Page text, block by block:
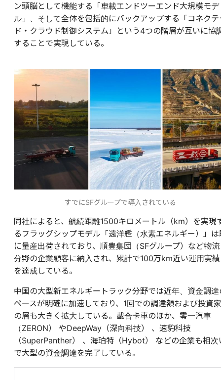
ン頭脳として機能する「車載エンドツーエンド大規模モデ
ル」、そして全体を包括的にバックアップする「コネクテ
ド・クラウド制御システム」という4つの階層が互いに協
することで実現している。
すでにSFグループで導入されている
同社によると、航続距離1500キロメートル（km）を実現
るフラッグシップモデル「遠洋艦（水素エネルギー）」は
に量産出荷されており、順豊集団（SFグループ）など物流
分野の企業顧客に納入され、累計で100万km近い運用実績
を達成している。
中国の大型新エネルギートラック分野では近年、資金調達
ペースが明確に加速しており、1回での調達額および投資家
の層も大きく拡大している。載合卡車のほか、零一汽車
（ZERON） やDeepWay（深向科技） 、速豹科技
（SuperPanther） 、海珀特（Hybot） などの企業も相次
で大型の資金調達を完了している。